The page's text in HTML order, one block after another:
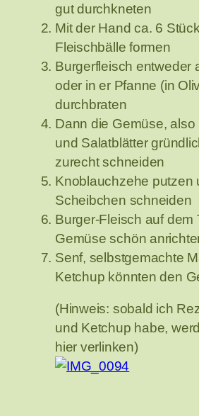
gut durchkneten
Mit der Hand ca. 6
Fleischbälle formen
Burgerfleisch entweder
oder in er Pfanne (in
durchbraten
Dann die Gemüse, also
und Salatblätter
zurecht schneiden
Knoblauchzehe putzen
Scheibchen schneiden
Burger-Fleisch auf dem
Gemüse schön
Senf, selbstgemachte
Ketchup könnten den
(Hinweis: sobald ich
und Ketchup habe,
hier verlinken)